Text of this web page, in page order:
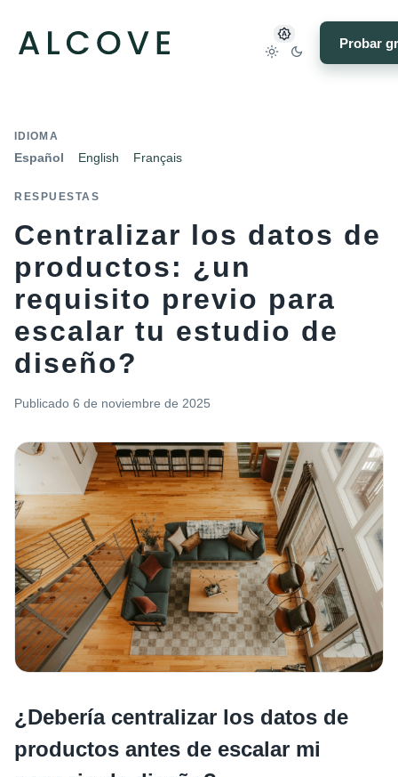
Probar
IDIOMA
Español English Français
RESPUESTAS
Centralizar los datos de
productos: ¿un
requisito previo para
escalar tu estudio de
diseño?
Publicado 6 de noviembre de 2025
¿Debería centralizar los datos de
productos antes de escalar mi